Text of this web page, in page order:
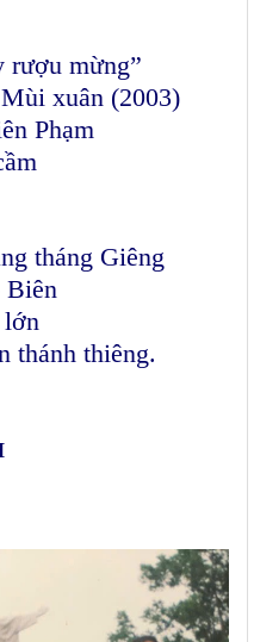
rượu mừng”
xuân (2003)
Phạm
tháng Giêng
Biên
lớn
thánh thiêng.